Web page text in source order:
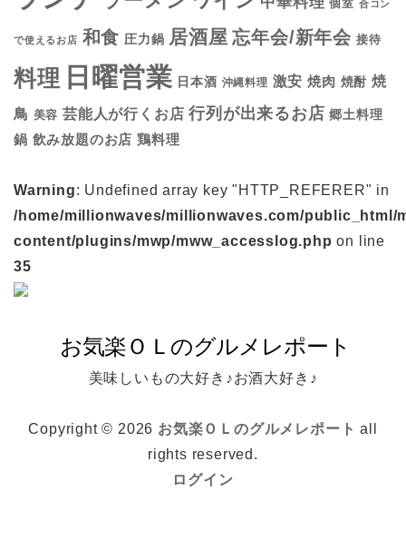
個室 合コン
で使えるお店 和食 圧力鍋 居酒屋 忘年会/新年会 接待
料理 日曜営業 日本酒 沖縄料理 激安 焼肉 焼酎 焼
鳥 美容 芸能人が行くお店 行列が出来るお店 郷土料理
鍋 飲み放題のお店 鶏料理
Warning: Undefined array key "HTTP_REFERER" in
/home/millionwaves/millionwaves.com/public_html/
content/plugins/mwp/mww_accesslog.php on line
35
美味しいもの大好き♪お酒大好き♪
Copyright © 2026 お気楽ＯＬのグルメレポート all
rights reserved.
ログイン